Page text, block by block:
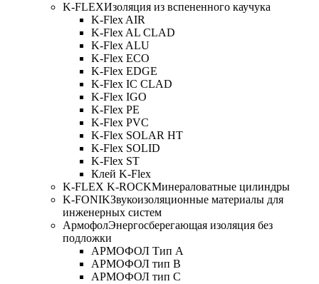
K-FLEXИзоляция из вспененного каучука
K-Flex AIR
K-Flex AL CLAD
K-Flex ALU
K-Flex ECO
K-Flex EDGE
K-Flex IC CLAD
K-Flex IGO
K-Flex PE
K-Flex PVC
K-Flex SOLAR HT
K-Flex SOLID
K-Flex ST
Клей K-Flex
K-FLEX K-ROCKМинераловатные цилиндры
K-FONIKЗвукоизоляционные материалы для
инженерных систем
АрмофолЭнергосберегающая изоляция без
подложки
АРМОФОЛ Тип А
АРМОФОЛ тип В
АРМОФОЛ тип C